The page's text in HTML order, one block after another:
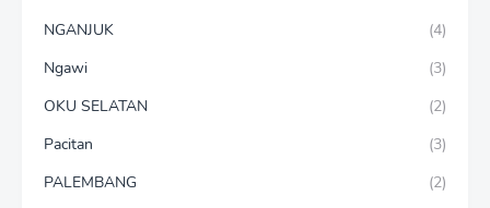
NGANJUK
(4)
Ngawi
(3)
OKU SELATAN
(2)
Pacitan
(3)
PALEMBANG
(2)